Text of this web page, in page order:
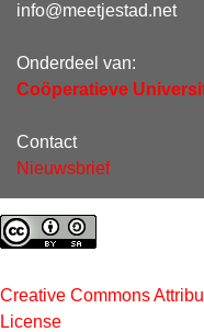
info@meetjestad.net
Onderdeel van:
Coöperatieve
Contact
Nieuwsbrief
Creative Commons
License